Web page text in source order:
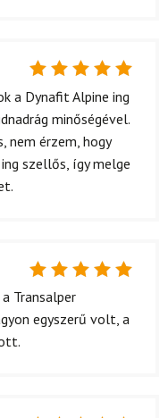
Értékelés:
5
a Dynafit Alpine ing
minőségével.
nem érzem, hogy
szellős, így melge
Értékelés:
/ 5
Transalper
egyszerű volt, a